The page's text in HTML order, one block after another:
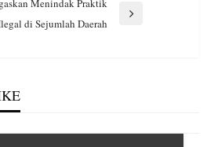
di Sejumlah Daerah